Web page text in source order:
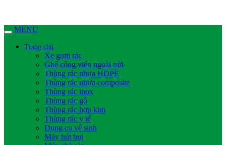
MENU
Trang chủ
Xe gom rác
Ghế công viên ngoài trời
Thùng rác nhựa HDPE
Thùng rác nhựa composite
Thùng rác inox
Thùng rác gỗ
Thùng rác hợp kim
Thùng rác y tế
Dụng cụ vệ sinh
Máy hút bụi